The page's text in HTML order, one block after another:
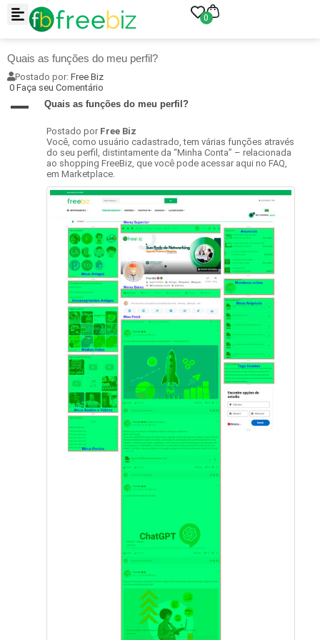
0
Quais as funções do meu perfil?
Postado por: Free Biz
0 Faça seu Comentário
A Quais as funções do meu perfil?
Postado por Free Biz
Você, como usuário cadastrado, tem várias funções através
do seu perfil, distintamente da “Minha Conta” – relacionada
ao shopping FreeBiz, que você pode acessar aqui no FAQ,
em Marketplace.